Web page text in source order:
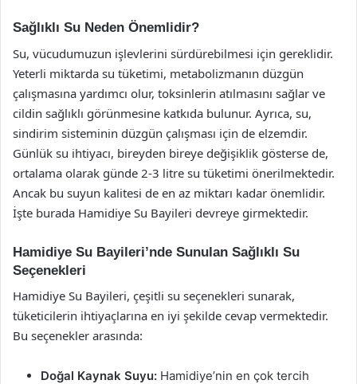
Sağlıklı Su Neden Önemlidir?
Su, vücudumuzun işlevlerini sürdürebilmesi için gereklidir.
Yeterli miktarda su tüketimi, metabolizmanın düzgün
çalışmasına yardımcı olur, toksinlerin atılmasını sağlar ve
cildin sağlıklı görünmesine katkıda bulunur. Ayrıca, su,
sindirim sisteminin düzgün çalışması için de elzemdir.
Günlük su ihtiyacı, bireyden bireye değişiklik gösterse de,
ortalama olarak günde 2-3 litre su tüketimi önerilmektedir.
Ancak bu suyun kalitesi de en az miktarı kadar önemlidir.
İşte burada Hamidiye Su Bayileri devreye girmektedir.
Hamidiye Su Bayileri’nde Sunulan Sağlıklı Su
Seçenekleri
Hamidiye Su Bayileri, çeşitli su seçenekleri sunarak,
tüketicilerin ihtiyaçlarına en iyi şekilde cevap vermektedir.
Bu seçenekler arasında:
Doğal Kaynak Suyu: Hamidiye’nin en çok tercih